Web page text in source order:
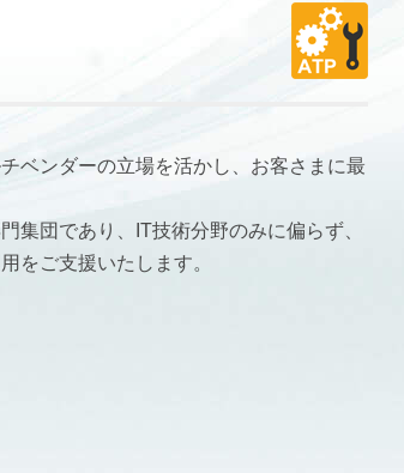
ベンダーの立場を活かし、お客さまに最
集団であり、IT技術分野のみに偏らず、
をご支援いたします。